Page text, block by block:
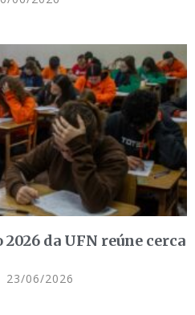
da UFN reúne cerca
23/06/2026